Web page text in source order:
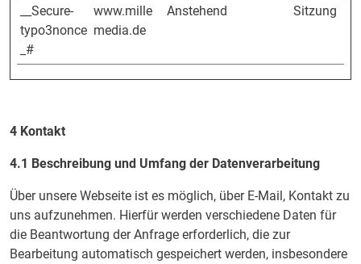
__Secure-
typo3nonce
_#
www.mille
media.de
Anstehend Sitzung
4 Kontakt
4.1 Beschreibung und Umfang der Datenverarbeitung
Über unsere Webseite ist es möglich, über E-Mail, Kontakt zu
uns aufzunehmen. Hierfür werden verschiedene Daten für
die Beantwortung der Anfrage erforderlich, die zur
Bearbeitung automatisch gespeichert werden, insbesondere